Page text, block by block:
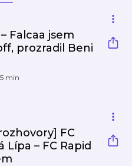
Falcaa jsem
prozradil Beni
min
FC
Lípa – FC Rapid